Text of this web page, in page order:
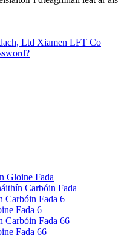
Gloine Fada
Carbóin Fada
Carbóin Fada 6
Fada 6
Carbóin Fada 66
Fada 66